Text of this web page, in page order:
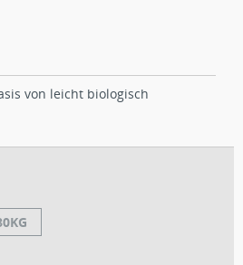
von leicht biologisch